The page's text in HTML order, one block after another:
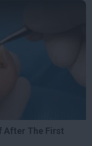
After The First